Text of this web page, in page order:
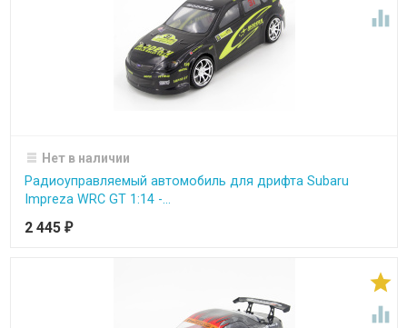

Нет в наличии
Радиоуправляемый автомобиль для дрифта Subaru
Impreza WRC GT 1:14 -...
2 445 ₽

